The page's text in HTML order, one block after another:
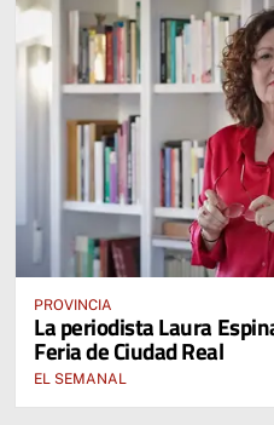
PROVINCIA
La periodista Laura
Feria de Ciudad Real
EL SEMANAL